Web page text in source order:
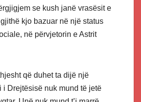
se kush janë vrasësit e
kjo bazuar në një status
në përvjetorin e Astrit
që duhet ta dijë një
i Drejtësisë nuk mund të jetë